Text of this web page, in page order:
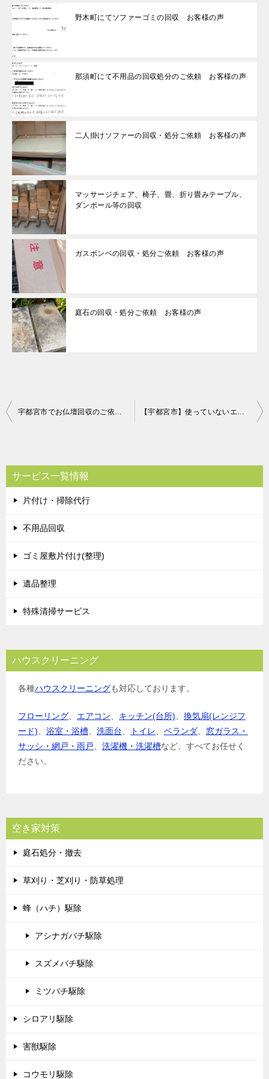
野木町にてソファーゴミの回収 お客様の声
那須町にて不用品の回収処分のご依頼 お客様の声
二人掛けソファーの回収・処分ご依頼 お客様の声
マッサージチェア、椅子、畳、折り畳みテーブル、
ダンボール等の回収
ガスボンベの回収・処分ご依頼 お客様の声
庭石の回収・処分ご依頼 お客様の声
投
ビ
ゲ
ー
シ
宇都宮市でお仏壇回収のご依頼 お客様の声 【宇都宮市】使っていないエレクトーンの回収ご依頼☆部屋が広くなったとお喜び頂けました。
サービス一覧情報
片付け・掃除代行
不用品回収
ゴミ屋敷片付け(整理)
遺品整理
特殊清掃サービス
ハウスクリーニング
各種ハウスクリーニングも対応しております。
フローリング、 エアコン、 キッチン(台所)、 換気扇(レンジフ
ード)、 浴室・浴槽、 洗面台、 トイレ、 ベランダ、 窓ガラス・
サッシ・網戸・雨戸、 洗濯機・洗濯槽など、すべてお任せく
ださい。
空き家対策
庭石処分・撤去
草刈り・芝刈り・防草処理
蜂（ハチ）駆除
アシナガバチ駆除
スズメバチ駆除
ミツバチ駆除
シロアリ駆除
害獣駆除
コウモリ駆除